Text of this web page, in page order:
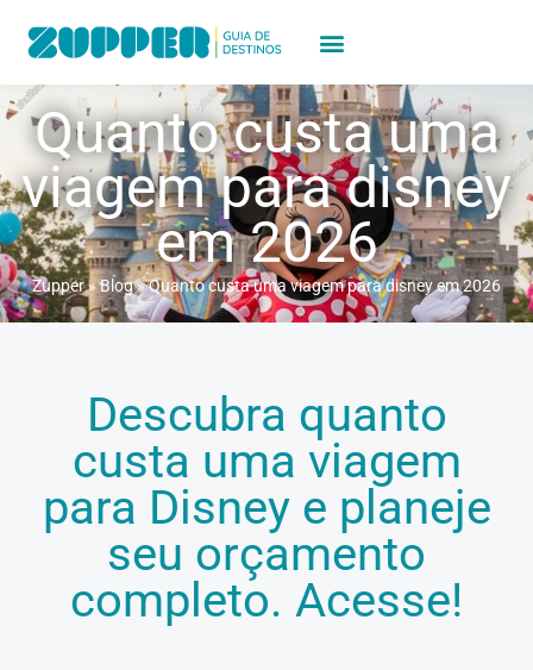
Quanto custa uma
viagem para disney
em 2026
Zupper»Blog»Quanto custa uma viagem para disney em 2026
Descubra quanto
custa uma viagem
para Disney e planeje
seu orçamento
completo. Acesse!